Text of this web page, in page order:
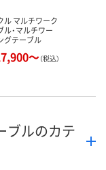
ル マルチワーク
ル・マルチワー
グテーブル
～（税込）
ブルのカテ